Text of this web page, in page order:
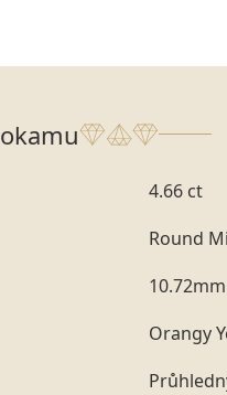
4.66 ct
Round
Orangy